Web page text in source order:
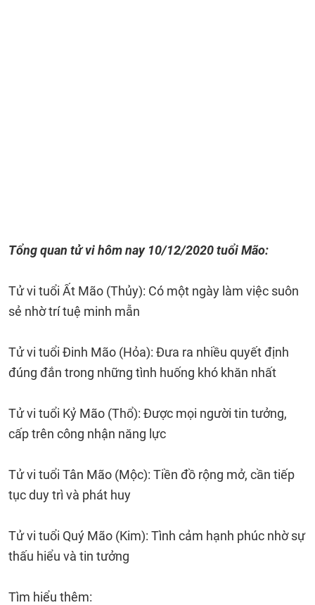
Tổng quan tử vi hôm nay 10/12/2020 tuổi Mão:
Tử vi tuổi Ất Mão (Thủy): Có một ngày làm việc suôn
sẻ nhờ trí tuệ minh mẫn
Tử vi tuổi Đinh Mão (Hỏa): Đưa ra nhiều quyết định
đúng đắn trong những tình huống khó khăn nhất
Tử vi tuổi Kỷ Mão (Thổ): Được mọi người tin tưởng,
cấp trên công nhận năng lực
Tử vi tuổi Tân Mão (Mộc): Tiền đồ rộng mở, cần tiếp
tục duy trì và phát huy
Tử vi tuổi Quý Mão (Kim): Tình cảm hạnh phúc nhờ sự
thấu hiểu và tin tưởng
Tìm hiểu thêm: